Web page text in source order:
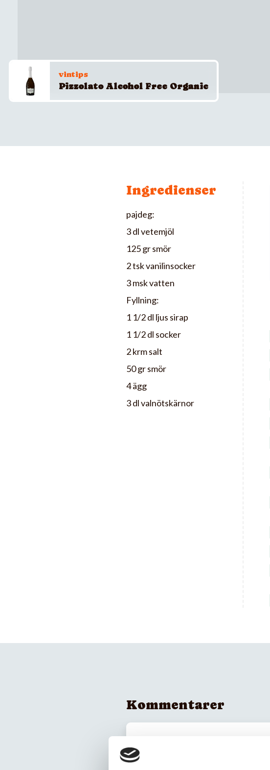
vintips
Pizzolato Alcohol Free Organic
Ingredienser
pajdeg:
3 dl vetemjöl
125 gr smör
2 tsk vanilinsocker
3 msk vatten
Fyllning:
1 1/2 dl ljus sirap
1 1/2 dl socker
2 krm salt
50 gr smör
4 ägg
3 dl valnötskärnor
Kommentarer